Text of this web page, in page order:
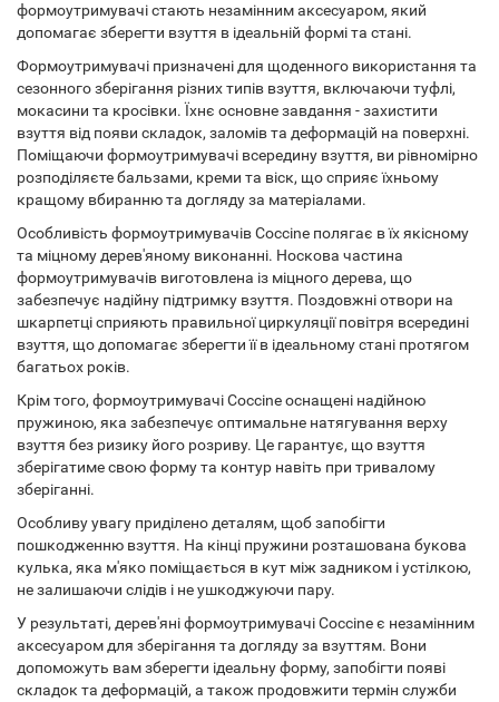
формоутримувачі стають незамінним аксесуаром, який
допомагає зберегти взуття в ідеальній формі та стані.
Формоутримувачі призначені для щоденного використання та
сезонного зберігання різних типів взуття, включаючи туфлі,
мокасини та кросівки. Їхнє основне завдання - захистити
взуття від появи складок, заломів та деформацій на поверхні.
Поміщаючи формоутримувачі всередину взуття, ви рівномірно
розподіляєте бальзами, креми та віск, що сприяє їхньому
кращому вбиранню та догляду за матеріалами.
Особливість формоутримувачів Coccine полягає в їх якісному
та міцному дерев'яному виконанні. Носкова частина
формоутримувачів виготовлена ​​із міцного дерева, що
забезпечує надійну підтримку взуття. Поздовжні отвори на
шкарпетці сприяють правильної циркуляції повітря всередині
взуття, що допомагає зберегти її в ідеальному стані протягом
багатьох років.
Крім того, формоутримувачі Coccine оснащені надійною
пружиною, яка забезпечує оптимальне натягування верху
взуття без ризику його розриву. Це гарантує, що взуття
зберігатиме свою форму та контур навіть при тривалому
зберіганні.
Особливу увагу приділено деталям, щоб запобігти
пошкодженню взуття. На кінці пружини розташована букова
кулька, яка м'яко поміщається в кут між задником і устілкою,
не залишаючи слідів і не ушкоджуючи пару.
У результаті, дерев'яні формоутримувачі Coccine є незамінним
аксесуаром для зберігання та догляду за взуттям. Вони
допоможуть вам зберегти ідеальну форму, запобігти появі
складок та деформацій, а також продовжити термін служби